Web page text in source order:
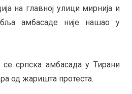
на главној улици мирнија и
амбасаде није нашао у
се српска амбасада у Тирани
од жаришта протеста.